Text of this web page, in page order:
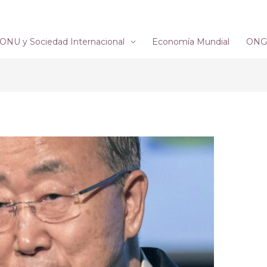
ONU y Sociedad Internacional Economía Mundial